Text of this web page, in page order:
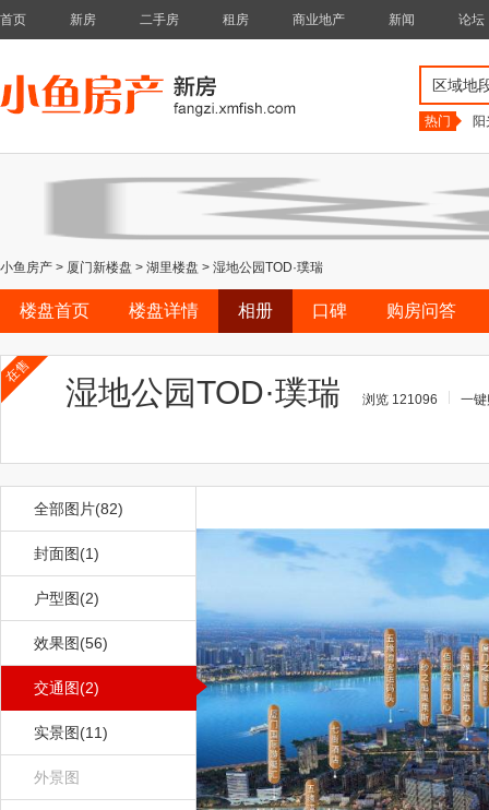
首页 新房 二手房 租房 商业地产 新闻 论坛
区域地
热门
小鱼房产 > 厦门新楼盘 > 湖里楼盘 > 湿地公园TOD·璞瑞
楼盘首页 楼盘详情 相册 口碑 购房问答
在售
湿地公园TOD·璞瑞 浏览 121096 一
全部图片(82)
封面图(1)
户型图(2)
效果图(56)
交通图(2)
实景图(11)
外景图